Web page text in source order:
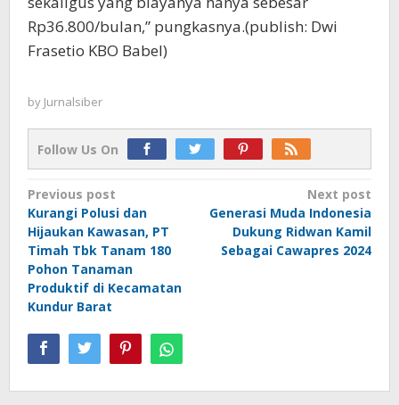
Rp36.800/bulan,” pungkasnya.(publish: Dwi
Frasetio KBO Babel)
by Jurnalsiber
Follow Us On
Post
navigation
Previous post
Kurangi Polusi dan
Hijaukan Kawasan, PT
Timah Tbk Tanam 180
Pohon Tanaman
Produktif di Kecamatan
Kundur Barat
Next post
Generasi Muda Indonesia
Dukung Ridwan Kamil
Sebagai Cawapres 2024